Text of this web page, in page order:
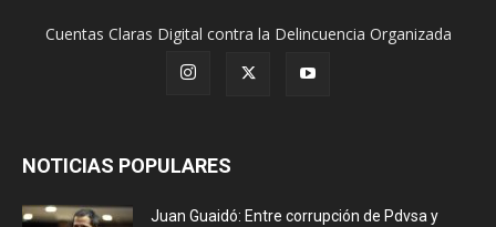
Cuentas Claras Digital contra la Delincuencia Organizada
NOTICIAS POPULARES
Juan Guaidó: Entre corrupción de Pdvsa y